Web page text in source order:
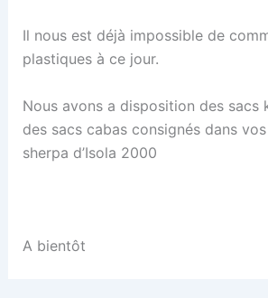
Il nous est déjà impossible de
plastiques à ce jour.
Nous avons a disposition des sacs
des sacs cabas consignés dans
sherpa d’Isola 2000
A bientôt